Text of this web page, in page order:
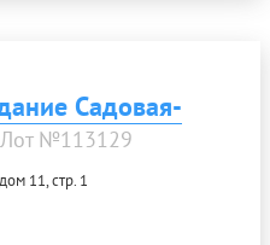
Садовая-
Лот №113129
11, стр. 1